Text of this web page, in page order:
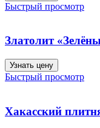
Быстрый просмотр
Златолит
Узнать цену
Быстрый просмотр
Хакасский